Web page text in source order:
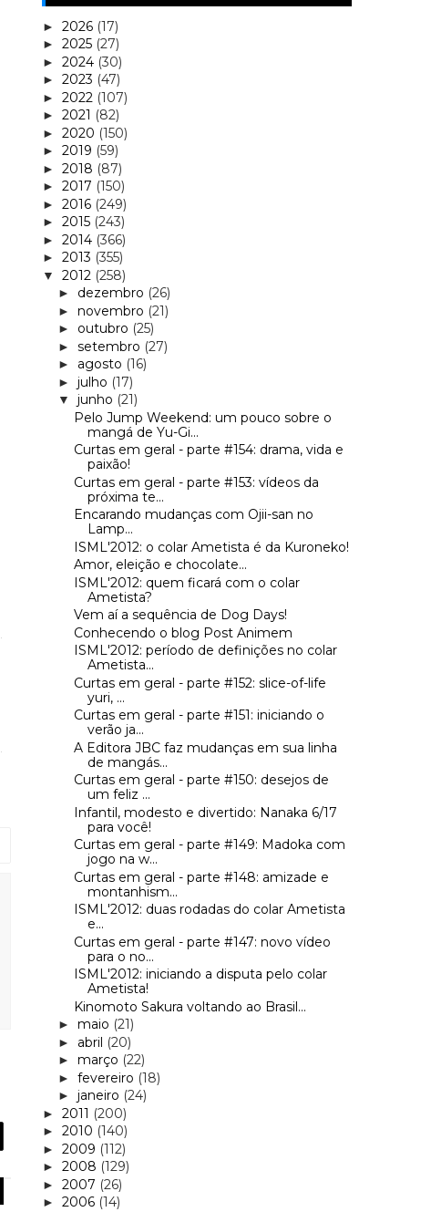
► 2026 (17)
► 2025 (27)
► 2024 (30)
► 2023 (47)
► 2022 (107)
► 2021 (82)
► 2020 (150)
► 2019 (59)
► 2018 (87)
► 2017 (150)
► 2016 (249)
► 2015 (243)
► 2014 (366)
► 2013 (355)
▼ 2012 (258)
► dezembro (26)
► novembro (21)
► outubro (25)
► setembro (27)
► agosto (16)
► julho (17)
▼ junho (21)
Pelo Jump Weekend: um pouco sobre o
mangá de Yu-Gi...
Curtas em geral - parte #154: drama, vida e
paixão!
Curtas em geral - parte #153: vídeos da
próxima te...
Encarando mudanças com Ojii-san no
Lamp...
ISML'2012: o colar Ametista é da Kuroneko!
Amor, eleição e chocolate...
ISML'2012: quem ficará com o colar
Ametista?
Vem aí a sequência de Dog Days!
Conhecendo o blog Post Animem
ISML'2012: período de definições no colar
Ametista...
Curtas em geral - parte #152: slice-of-life
yuri, ...
Curtas em geral - parte #151: iniciando o
verão ja...
A Editora JBC faz mudanças em sua linha
de mangás...
Curtas em geral - parte #150: desejos de
um feliz ...
Infantil, modesto e divertido: Nanaka 6/17
para você!
Curtas em geral - parte #149: Madoka com
jogo na w...
Curtas em geral - parte #148: amizade e
montanhism...
ISML'2012: duas rodadas do colar Ametista
e...
Curtas em geral - parte #147: novo vídeo
para o no...
ISML'2012: iniciando a disputa pelo colar
Ametista!
Kinomoto Sakura voltando ao Brasil...
► maio (21)
► abril (20)
► março (22)
► fevereiro (18)
► janeiro (24)
► 2011 (200)
► 2010 (140)
► 2009 (112)
► 2008 (129)
► 2007 (26)
► 2006 (14)